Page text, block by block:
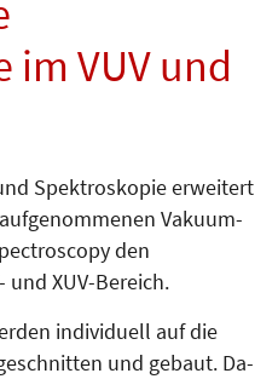
im VUV und
Spek­troskopie erweitert
Va­ku­um-
den
und XUV-Bereich.
individuell auf die
und gebaut. Da­